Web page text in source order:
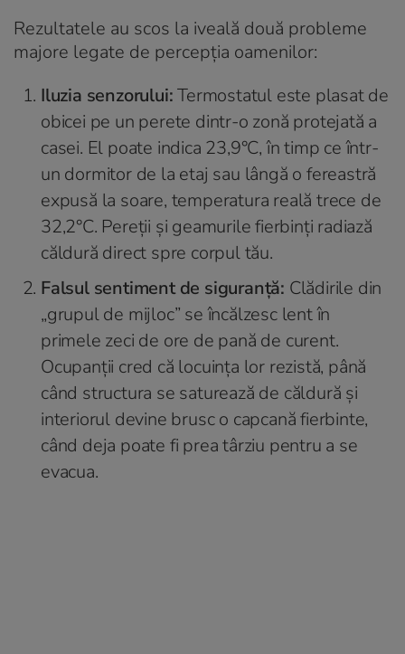
Rezultatele au scos la iveală două probleme
majore legate de percepția oamenilor:
Iluzia senzorului:Termostatul este plasat de
obicei pe un perete dintr-o zonă protejată a
casei. El poate indica 23,9°C, în timp ce într-
un dormitor de la etaj sau lângă o fereastră
expusă la soare, temperatura reală trece de
32,2°C. Pereții și geamurile fierbinți radiază
căldură direct spre corpul tău.
Falsul sentiment de siguranță: Clădirile din
„grupul de mijloc” se încălzesc lent în
primele zeci de ore de pană de curent.
Ocupanții cred că locuința lor rezistă, până
când structura se saturează de căldură și
interiorul devine brusc o capcană fierbinte,
când deja poate fi prea târziu pentru a se
evacua.